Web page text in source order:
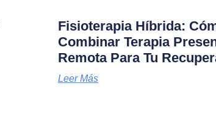
Fisioterapia Híbrida:
Combinar Terapia
Remota Para Tu
Leer Más